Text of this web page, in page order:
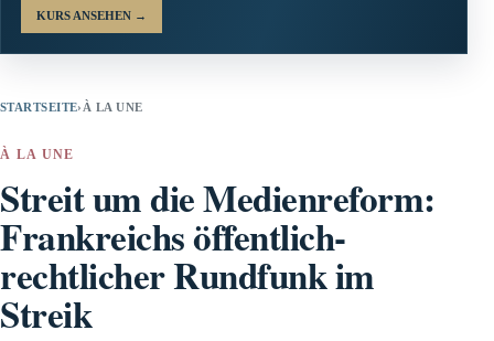
KURS ANSEHEN →
STARTSEITE› À LA UNE
À LA UNE
Streit um die Medienreform:
Frankreichs öffentlich-
rechtlicher Rundfunk im
Streik